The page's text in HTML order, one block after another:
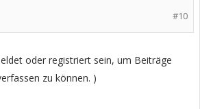
#10
oder registriert sein, um Beiträge
zu können. )